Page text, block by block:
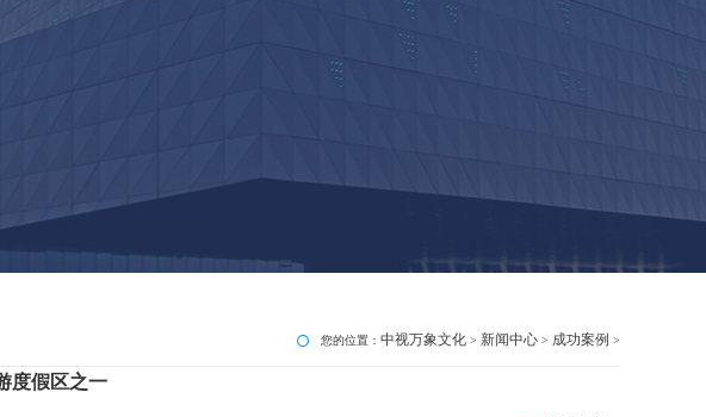
您的位置： 中视万象文化 > 新闻中心 > 成功案例 >
度假区之一